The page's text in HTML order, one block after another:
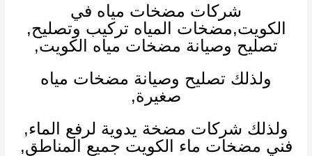
شركات مضخات مياه في
الكويت,مضخات المياه تركيب وتصليح,
تصليح وصيانة مضخات مياه الكويت,
ولذلك تصليح وصيانة مضخات مياه
صغيرة,
ولذلك شركات مضخة يدوية لرفع الماء,
فني مضخات ماء الكويت جميع المناطق,